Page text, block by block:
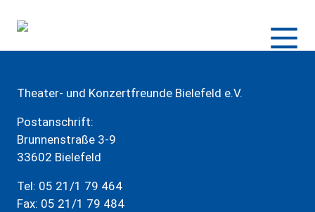
Inhalt
Theater- und Konzertfreunde Bielefeld e.V.
Postanschrift:
Brunnenstraße 3-9
33602 Bielefeld
Tel: 05 21/1 79 464
Fax: 05 21/1 79 484